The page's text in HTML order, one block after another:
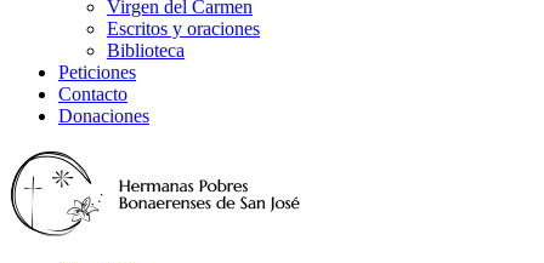
Virgen del Carmen
Escritos y oraciones
Biblioteca
Peticiones
Contacto
Donaciones